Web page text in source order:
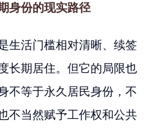
身份的现实路径
生活门槛相对清晰、续签
长期居住。但它的局限也
不等于永久居民身份，不
不当然赋予工作权和公共